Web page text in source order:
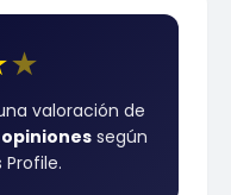
★
valoración de
opinionessegún
Profile.